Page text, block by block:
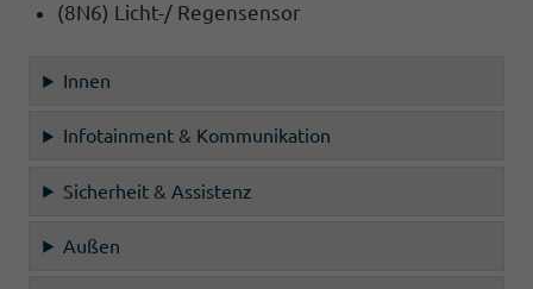
(8N6) Licht-/ Regensensor
Innen
Infotainment & Kommunikation
Sicherheit & Assistenz
Außen